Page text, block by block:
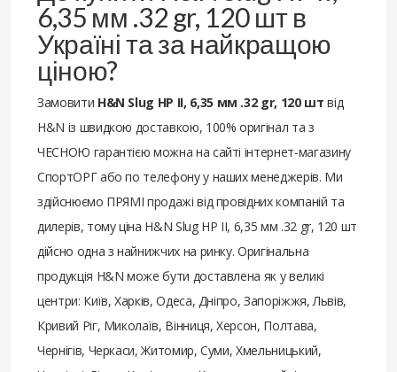
6,35 мм .32 gr, 120 шт в
Україні та за найкращою
ціною?
Замовити H&N Slug HP II, 6,35 мм .32 gr, 120 шт від
H&N із швидкою доставкою, 100% оригінал та з
ЧЕСНОЮ гарантією можна на сайті інтернет-магазину
СпортОРГ або по телефону у наших менеджерів. Ми
здійснюємо ПРЯМІ продажі від провідних компаній та
дилерів, тому ціна H&N Slug HP II, 6,35 мм .32 gr, 120 шт
дійсно одна з найнижчих на ринку. Оригінальна
продукція H&N може бути доставлена ​​як у великі
центри: Київ, Харків, Одеса, Дніпро, Запоріжжя, Львів,
Кривий Ріг, Миколаїв, Вінниця, Херсон, Полтава,
Чернігів, Черкаси, Житомир, Суми, Хмельницький,